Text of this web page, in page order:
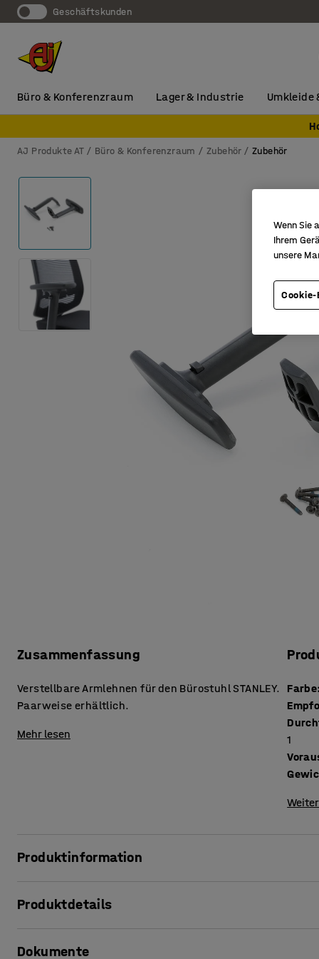
Geschäftskunden
Büro & Konferenzraum Lager & Industrie Umkleide
AJ Produkte AT Büro & Konferenzraum Zubehör Zubehör
Zusammenfassung
Verstellbare Armlehnen für den Bürostuhl STANLEY.
Paarweise erhältlich.
Mehr lesen
Farbe:
1
Produktinformation
Sitzposition. Die Armlehnen sind in drei Positionen
Produktdetails
Empfohlene Anzahl von Personen, die für die
Dokumente
Wenn Sie
Ihrem
unsere